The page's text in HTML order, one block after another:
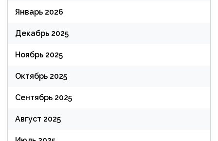
Январь 2026
Декабрь 2025
Ноябрь 2025
Октябрь 2025
Сентябрь 2025
Август 2025